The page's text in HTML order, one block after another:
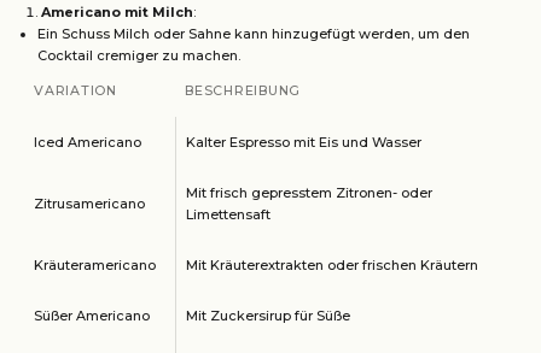
Americano mit Milch:
Ein Schuss Milch oder Sahne kann hinzugefügt werden, um den
Cocktail cremiger zu machen.
VARIATION BESCHREIBUNG
Iced Americano Kalter Espresso mit Eis und Wasser
Zitrusamericano
Mit frisch gepresstem Zitronen- oder
Limettensaft
Kräuteramericano Mit Kräuterextrakten oder frischen Kräutern
Süßer Americano Mit Zuckersirup für Süße